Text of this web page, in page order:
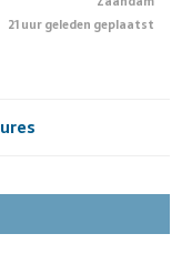
21 uur geleden geplaatst